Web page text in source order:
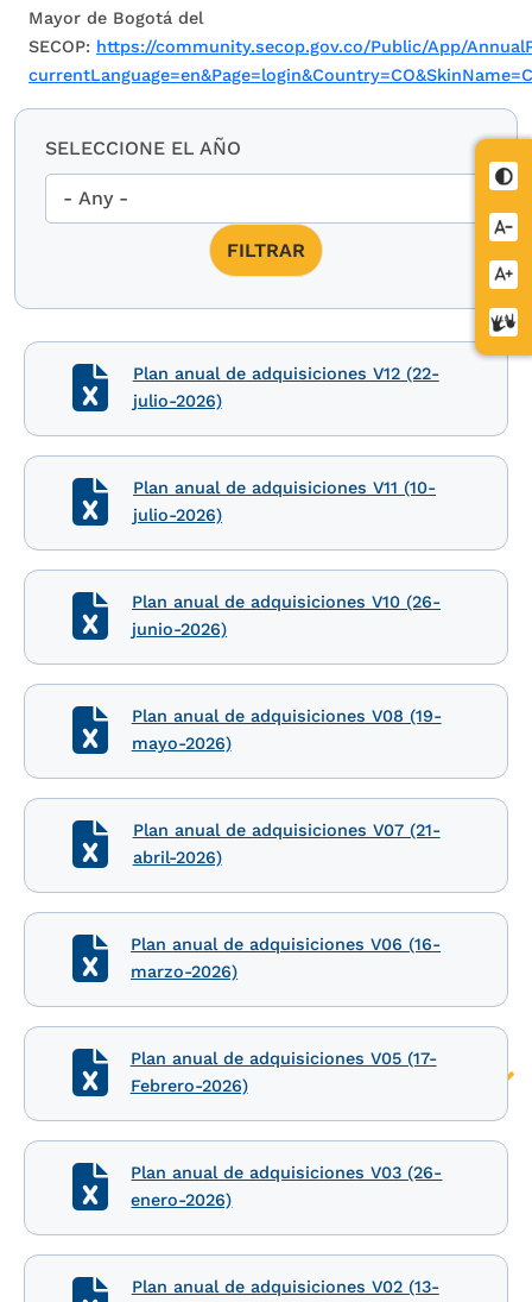
letra
letra
de
Mayor de Bogotá del
SECOP: https://community.secop.gov.co/Public/App/
SELECCIONE EL AÑO
Plan anual de adquisiciones V12 (22-
julio-2026)
Plan anual de adquisiciones V11 (10-
julio-2026)
Plan anual de adquisiciones V10 (26-
junio-2026)
Plan anual de adquisiciones V08 (19-
mayo-2026)
Plan anual de adquisiciones V07 (21-
abril-2026)
Plan anual de adquisiciones V06 (16-
marzo-2026)
Plan anual de adquisiciones V05 (17-
Febrero-2026)
Plan anual de adquisiciones V03 (26-
enero-2026)
Plan anual de adquisiciones V02 (13-